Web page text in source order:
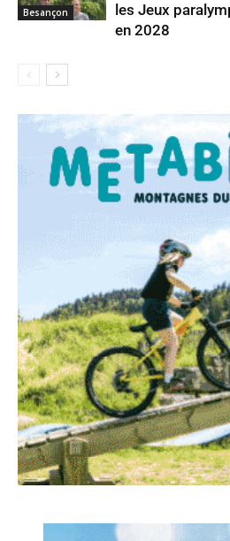
Besançon
les Jeux
en 2028